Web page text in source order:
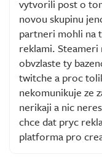
vytvorili post o
novou skupinu
partneri mohli na
reklami.
obvzlaste ty
twitche a proc
nekomunikuje ze
nerikaji a nic
chce dat pryc
platforma pro